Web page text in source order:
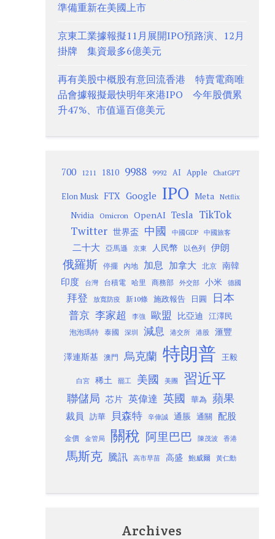
準備重新在美國上市
京東工業據報擬11月展開IPO預路演、12月
掛牌 集資最多6億美元
再有美股中概股有意回流香港 特賣電商唯
品會據報擬最快明年來港IPO 今年股價累
升47%、市值逼百億美元
700 1211 1810 9988 9992 AI Apple ChatGPT
Elon Musk FTX Google IPO Meta Netflix
Nvidia Omicron OpenAI Tesla TikTok
Twitter 世界盃 中國 中國GDP 中國旅客
二十大 亞馬遜 京東 人民幣 以色列 伊朗
俄羅斯 停擺 內地 加息 加拿大 北京
南韓
印度
台灣 台積電 哈里 商務部 外交部 小米 德國
拜登 放寬防疫 新10條 施政報告 日圓 日本
普京 李家超 李強 歐盟 比亞迪 江澤民
泡泡瑪特 泰國 深圳 減息 港交所 港股 滙豐
澤連斯基 澳門 烏克蘭 特朗普 王毅
白宮 稀土 罷工 美國 美團 習近平
聯儲局 芯片 英偉達 英國 華為 蘋果
裁員 訪華 貝森特 辛偉誠 通脹 通關 配股
金價 金管局 關稅 阿里巴巴 陳茂波 香港
馬斯克 騰訊 高市早苗 高盛 鮑威爾 黃仁勳
Archives